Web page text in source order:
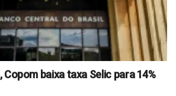
Copom baixa taxa Selic para 14%